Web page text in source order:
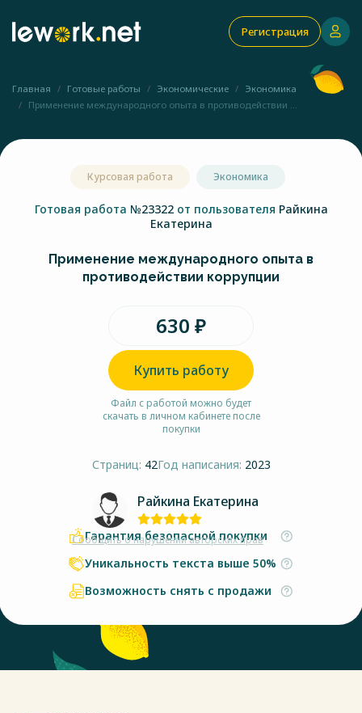
Регистрация
Главная Готовые работы Экономические
Экономика
Применение международного опыта в противодействии ...
Курсовая работа Экономика
Готовая работа №23322 от пользователя Райкина
Екатерина
Применение международного опыта в
противодействии коррупции
630 ₽
Купить работу
Файл с работой можно будет
скачать в личном кабинете после
покупки
Страниц: 42Год написания: 2023
Райкина Екатерина
Сообщить о нарушении авторских прав
Гарантия безопасной покупки
Уникальность текста выше 50%
Возможность снять с продажи